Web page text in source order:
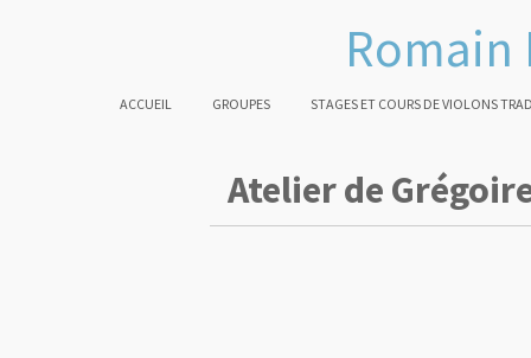
ACCUEIL GROUPES STAGES ET COURS DE VIOLONS
Atelier de